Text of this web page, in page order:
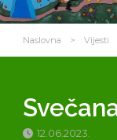
Naslovna > Vijesti
12.06.2023.